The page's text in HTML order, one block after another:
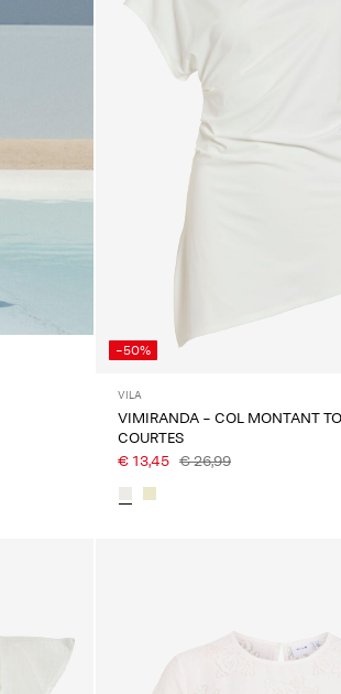
-50%
VILA
VIMIRANDA - COL MONTANT
COURTES
€ 13,45 € 26,99